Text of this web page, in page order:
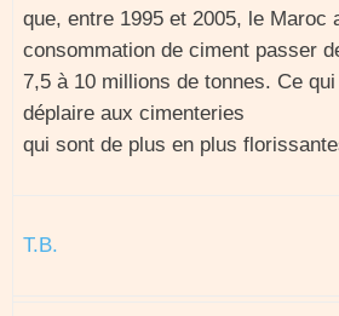
que, entre 1995 et 2005, le Maroc
consommation de ciment passer
7,5 à 10 millions de tonnes. Ce qui
déplaire aux cimenteries
qui sont de plus en plus
T.B.